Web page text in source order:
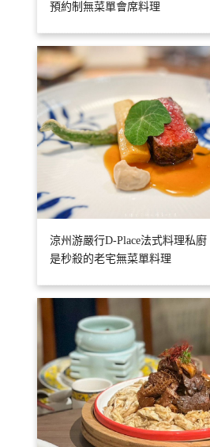
預約制無菜單會席料理
涼州游嚴行D-Place法式料理私廚
是秒殺的老宅無菜單料理